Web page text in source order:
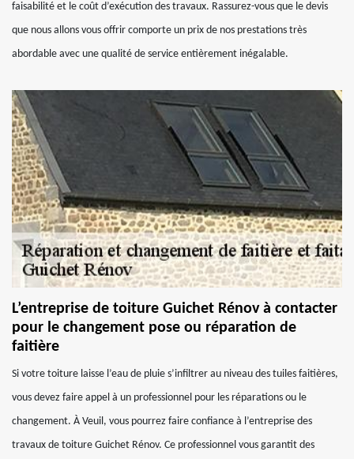
faisabilité et le coût d’exécution des travaux. Rassurez-vous que le devis
que nous allons vous offrir comporte un prix de nos prestations très
abordable avec une qualité de service entièrement inégalable.
L’entreprise de toiture Guichet Rénov à contacter
pour le changement pose ou réparation de
faitière
Si votre toiture laisse l’eau de pluie s’infiltrer au niveau des tuiles faitières,
vous devez faire appel à un professionnel pour les réparations ou le
changement. À Veuil, vous pourrez faire confiance à l’entreprise des
travaux de toiture Guichet Rénov. Ce professionnel vous garantit des